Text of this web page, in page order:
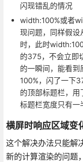
闪现错乱的情况
width:100%或者
现问题，同样假设
时，此时
的375，不会立即
的一瞬间，能看到
100%，闪了一下
的顶部标题栏，用
标题栏宽度只有一
横屏时响应区域变
这个解决办法只能解
新的计算渲染的问题